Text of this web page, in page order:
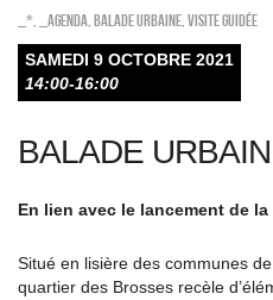
_* _Agenda Balade urbaine Visite guidée
SAMEDI 9 OCTOBRE 2021
14:00-16:00
BALADE
En lien avec le lancement de
Situé en lisière des communes
quartier des Brosses recèle